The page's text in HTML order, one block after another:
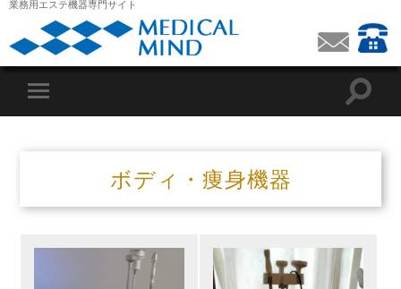
業務用エステ機器専門サイト
ボディ・痩身機器